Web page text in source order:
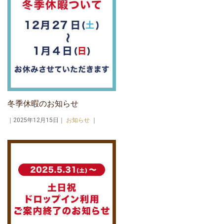
冬季休暇のお知らせ
｜2025年12月15日｜ お知らせ